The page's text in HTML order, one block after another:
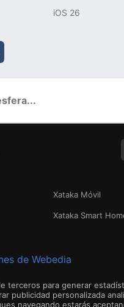
iOS 26
Xataka Móvil
Xataka Smart
de Webedia
terceros para generar
publicidad personalizada
navegando estarás